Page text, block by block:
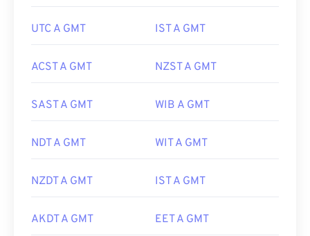
UTC A GMT IST A GMT
ACST A GMT NZST A GMT
SAST A GMT WIB A GMT
NDT A GMT WIT A GMT
NZDT A GMT IST A GMT
AKDT A GMT EET A GMT